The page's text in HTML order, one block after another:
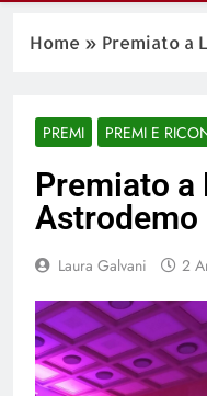
Home » Premiato a
PREMI PREMI E
Premiato a
Astrodemo
Laura Galvani 2